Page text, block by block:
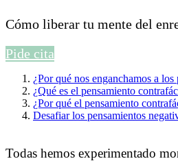
Cómo liberar tu mente del
Pide cita
¿Por qué nos enganchamos a
¿Qué es el pensamiento
¿Por qué el pensamiento
Desafiar los pensamientos
Todas hemos experimentado